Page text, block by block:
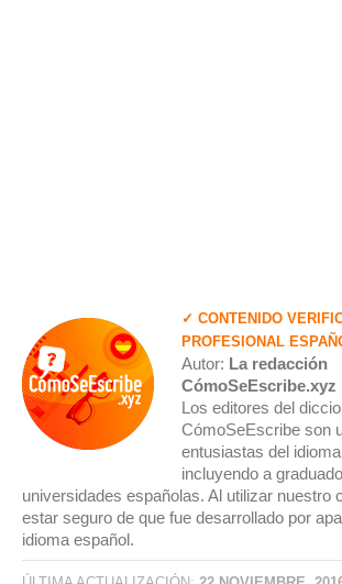
✓ CONTENIDO
PROFESIONAL
Autor: La redacción
CómoSeEscribe.xyz
Los editores del
CómoSeEscribe son
entusiastas del
incluyendo a
universidades españolas. Al utilizar nuestro
estar seguro de que fue desarrollado por
idioma español.